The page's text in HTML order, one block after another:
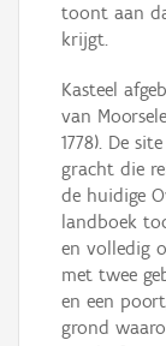
toont aan
krijgt.
Kasteel
van
1778). De
gracht die
de huidige
landboek
en volledig
met twee
en een
grond